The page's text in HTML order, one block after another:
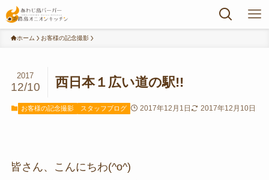
ホーム お客様の記念撮影
西日本１広い道の駅!!
2017
12/10
お客様の記念撮影 スタッフブログ 2017年12月1日 2017年12月10日
皆さん、こんにちわ(^o^)